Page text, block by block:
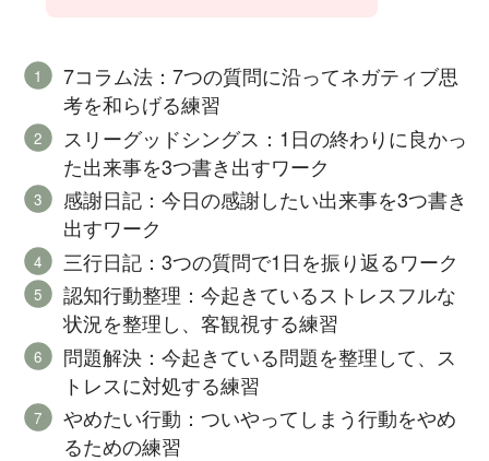
7コラム法：7つの質問に沿ってネガティブ思
考を和らげる練習
スリーグッドシングス：1日の終わりに良かっ
た出来事を3つ書き出すワーク
感謝日記：今日の感謝したい出来事を3つ書き
出すワーク
三行日記：3つの質問で1日を振り返るワーク
認知行動整理：今起きているストレスフルな
状況を整理し、客観視する練習
問題解決：今起きている問題を整理して、ス
トレスに対処する練習
やめたい行動：ついやってしまう行動をやめ
るための練習